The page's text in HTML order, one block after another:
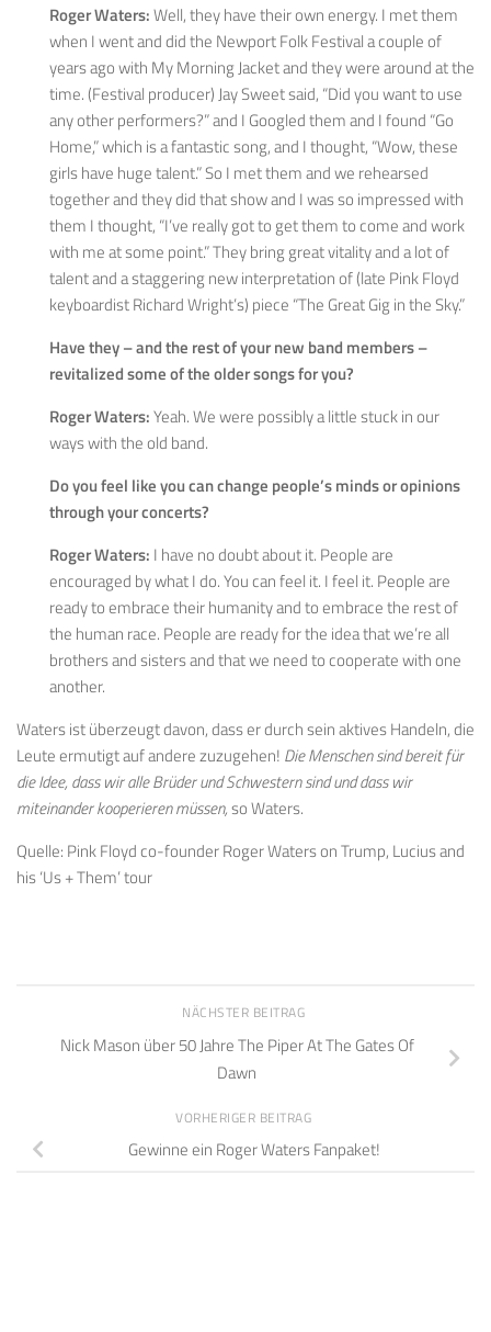
Roger Waters:Well, they have their own energy. I met them
when I went and did the Newport Folk Festival a couple of
years ago with My Morning Jacket and they were around at the
time. (Festival producer) Jay Sweet said, “Did you want to use
any other performers?” and I Googled them and I found “Go
Home,” which is a fantastic song, and I thought, “Wow, these
girls have huge talent.” So I met them and we rehearsed
together and they did that show and I was so impressed with
them I thought, “I’ve really got to get them to come and work
with me at some point.” They bring great vitality and a lot of
talent and a staggering new interpretation of (late Pink Floyd
keyboardist Richard Wright’s) piece “The Great Gig in the Sky.”
Have they – and the rest of your new band members –
revitalized some of the older songs for you?
Roger Waters:Yeah. We were possibly a little stuck in our
ways with the old band.
Do you feel like you can change people’s minds or opinions
through your concerts?
Roger Waters: I have no doubt about it. People are
encouraged by what I do. You can feel it. I feel it. People are
ready to embrace their humanity and to embrace the rest of
the human race. People are ready for the idea that we’re all
brothers and sisters and that we need to cooperate with one
another.
Waters ist überzeugt davon, dass er durch sein aktives Handeln, die
Leute ermutigt auf andere zuzugehen! Die Menschen sind bereit für
die Idee, dass wir alle Brüder und Schwestern sind und dass wir
miteinander kooperieren müssen,so Waters.
Quelle: Pink Floyd co-founder Roger Waters on Trump, Lucius and
his ‘Us + Them’ tour
NÄCHSTER BEITRAG
Nick Mason über 50 Jahre The Piper At The Gates Of
Dawn
VORHERIGER BEITRAG
Gewinne ein Roger Waters Fanpaket!